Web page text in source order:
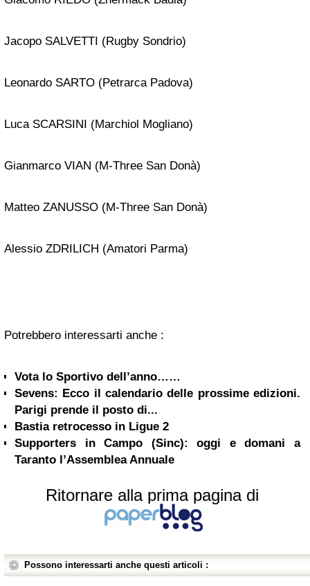
Jacopo SALVETTI (Rugby Sondrio)
Leonardo SARTO (Petrarca Padova)
Luca SCARSINI (Marchiol Mogliano)
Gianmarco VIAN (M-Three San Donà)
Matteo ZANUSSO (M-Three San Donà)
Alessio ZDRILICH (Amatori Parma)
Potrebbero interessarti anche :
Vota lo Sportivo dell’anno……
Sevens: Ecco il calendario delle prossime edizioni.
Parigi prende il posto di...
Bastia retrocesso in Ligue 2
Supporters in Campo (Sinc): oggi e domani a
Taranto l’Assemblea Annuale
Ritornare alla prima pagina di
Possono interessarti anche questi articoli :